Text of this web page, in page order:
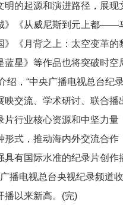
明的起源和演进路径，展
》《从威尼斯到元上都——
》《月背之上：太空变革
星》等作品也将突破时空
“中央广播电视总台纪录
交流、学术研讨、联合播
行业核心资源和中坚力量
式，推动海内外交流合作
有国际水准的纪录片创作
电视总台央视纪录频道收
播以来新高。(完)